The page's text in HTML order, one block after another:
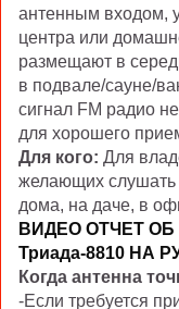
антенным входом,
центра или
размещают в
в подвале/сауне/
сигнал FM радио
для хорошего
Для кого: Для
желающих слушать
дома, на даче, в
ВИДЕО ОТЧЕТ
Триада-8810 НА
Когда антенна
-Если требуется